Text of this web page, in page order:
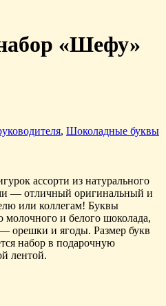
«Шефу»
, Шоколадные буквы
ассорти из натурального
— отличный оригинальный и
или коллегам! Буквы
молочного и белого шоколада,
орешки и ягоды. Размер букв
набор в подарочную
лентой.